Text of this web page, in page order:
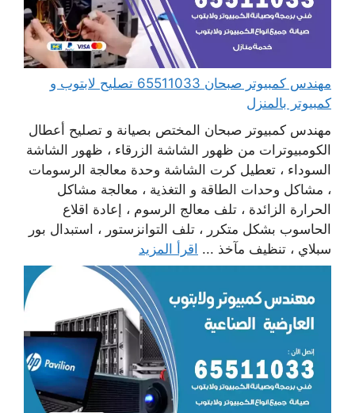
مهندس كمبيوتر صبحان 65511033 تصليح لابتوب و
كمبيوتر بالمنزل
مهندس كمبيوتر صبحان المختص بصيانة و تصليح أعطال
الكومبيوترات من ظهور الشاشة الزرقاء ، ظهور الشاشة
السوداء ، تعطيل كرت الشاشة وحدة معالجة الرسومات
، مشاكل وحدات الطاقة و التغذية ، معالجة مشاكل
الحرارة الزائدة ، تلف معالج الرسوم ، إعادة اقلاع
الحاسوب بشكل متكرر ، تلف التوانزستور ، استبدال بور
سبلاي ، تنظيف مآخذ ... اقرأ المزيد